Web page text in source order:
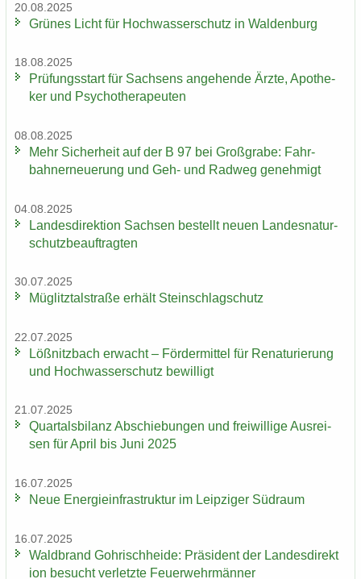
20.08.2025
Grü­nes Licht für Hoch­was­ser­schutz in Wal­den­burg
18.08.2025
Prü­fungs­start für Sach­sens an­ge­hen­de Ärzte, Apo­the­
ker und Psy­cho­the­ra­peu­ten
08.08.2025
Mehr Si­cher­heit auf der B 97 bei Groß­gra­be: Fahr­
bahn­erneue­rung und Geh- und Rad­weg ge­neh­migt
04.08.2025
Lan­des­di­rek­ti­on Sach­sen be­stellt neuen Lan­des­na­tur­
schutz­be­auf­trag­ten
30.07.2025
Müg­litz­tal­stra­ße er­hält Stein­schlag­schutz
22.07.2025
Löß­nitz­bach er­wacht – För­der­mit­tel für Re­na­tu­rie­rung
und Hoch­was­ser­schutz be­wil­ligt
21.07.2025
Quar­tals­bi­lanz Ab­schie­bun­gen und frei­wil­li­ge Aus­rei­
sen für April bis Juni 2025
16.07.2025
Neue En­er­gie­in­fra­struk­tur im Leip­zi­ger Süd­raum
16.07.2025
Wald­brand Gohrisch­hei­de: Prä­si­dent der Lan­des­di­rek­t
i­on be­sucht ver­letz­te Feu­er­wehr­män­ner